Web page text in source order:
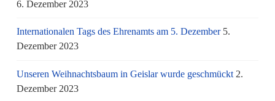
6. Dezember 2023
Internationalen Tags des Ehrenamts am 5. Dezember 5.
Dezember 2023
Unseren Weihnachtsbaum in Geislar wurde geschmückt 2.
Dezember 2023